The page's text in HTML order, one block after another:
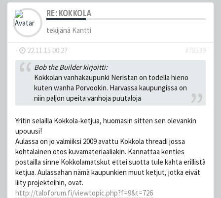
RE: KOKKOLA
tekijänä Kantti
- 22.11.15 00:27
#78539
Bob the Builder kirjoitti:
Kokkolan vanhakaupunki Neristan on todella hieno
kuten wanha Porvookin. Harvassa kaupungissa on
niin paljon upeita vanhoja puutaloja
Yritin selailla Kokkola-ketjua, huomasin sitten sen olevankin
upouusi!
Aulassa on jo valmiiksi 2009 avattu Kokkola threadi jossa
kohtalainen otos kuvamateriaaliakin. Kannattaa kenties
postailla sinne Kokkolamatskut ettei suotta tule kahta erillistä
ketjua. Aulassahan nämä kaupunkien muut ketjut, jotka eivät
liity projekteihin, ovat.
http://taloforum.fi/viewtopic.php?f=9&t=726